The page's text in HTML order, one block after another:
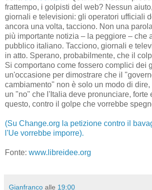
frattempo, i golpisti del web? Nessun
giornali e televisioni: gli operatori ufficiali
ancora una volta, tacciono. Non una
più importante notizia – la peggiore – che
pubblico italiano. Tacciono, giornali e
in atto. Sperano, probabilmente, che il
Si comportano come fossero complici dei
un'occasione per dimostrare che il
cambiamento" non è solo un modo di
un "no" che l'Italia deve pronunciare, forte
questo, contro il golpe che vorrebbe
(Su Change.org la petizione contro il
l'Ue vorrebbe imporre).
Fonte: www.libreidee.org
Gianfranco alle 19:00